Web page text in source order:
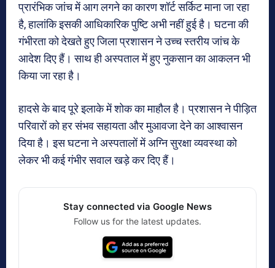
प्रारंभिक जांच में आग लगने का कारण शॉर्ट सर्किट माना जा रहा
है, हालांकि इसकी आधिकारिक पुष्टि अभी नहीं हुई है। घटना की
गंभीरता को देखते हुए जिला प्रशासन ने उच्च स्तरीय जांच के
आदेश दिए हैं। साथ ही अस्पताल में हुए नुकसान का आकलन भी
किया जा रहा है।
हादसे के बाद पूरे इलाके में शोक का माहौल है। प्रशासन ने पीड़ित
परिवारों को हर संभव सहायता और मुआवजा देने का आश्वासन
दिया है। इस घटना ने अस्पतालों में अग्नि सुरक्षा व्यवस्था को
लेकर भी कई गंभीर सवाल खड़े कर दिए हैं।
Stay connected via Google News
Follow us for the latest updates.